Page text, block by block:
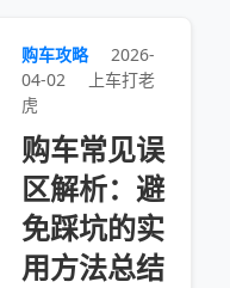
购车攻略
2026-
04-02
上车打老
虎
购车常见误
区解析：避
免踩坑的实
用方法总结